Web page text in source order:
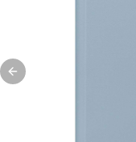
Previous slide